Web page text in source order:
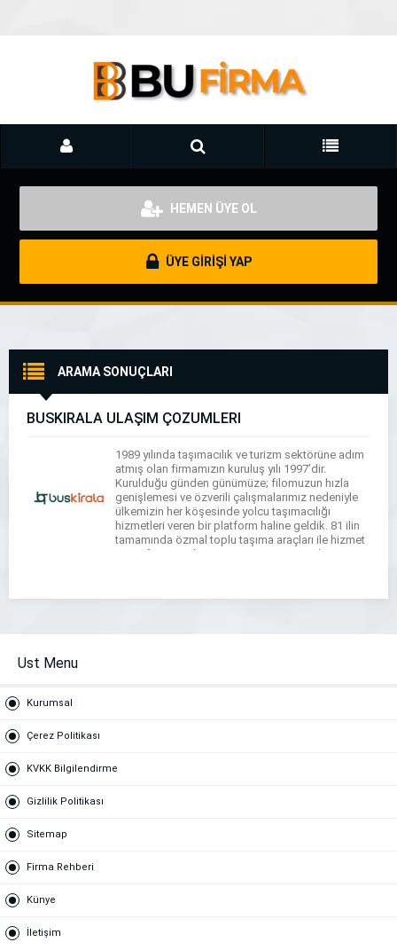
HEMEN ÜYE OL
ÜYE GİRİŞİ YAP
ARAMA SONUÇLARI
BUSKİRALA ULAŞIM ÇÖZÜMLERİ
1989 yılında taşımacılık ve turizm sektörüne adım
atmış olan firmamızın kuruluş yılı 1997’dir.
Kurulduğu günden günümüze; filomuzun hızla
genişlemesi ve özverili çalışmalarımız nedeniyle
ülkemizin her köşesinde yolcu taşımacılığı
hizmetleri veren bir platform haline geldik. 81 ilin
tamamında özmal toplu taşıma araçları ile hizmet
veren firmamız her geçen gün yeni projeleri ve yeni
Ust Menu
Kurumsal
Çerez Politikası
KVKK Bilgilendirme
Gizlilik Politikası
Sitemap
Firma Rehberi
Künye
İletişim